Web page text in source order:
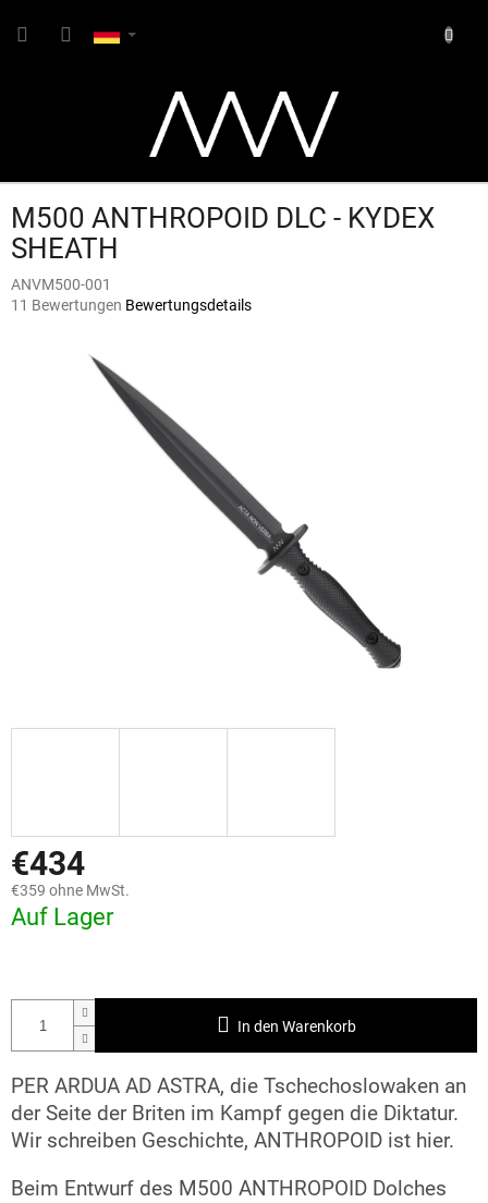
Inhalt
M500 ANTHROPOID DLC - KYDEX
SHEATH
ANVM500-001
Die
11 Bewertungen Bewertungsdetails
€434
€359 ohne MwSt.
Auf Lager
In den Warenkorb
PER ARDUA AD ASTRA, die Tschechoslowaken an
der Seite der Briten im Kampf gegen die Diktatur.
Wir schreiben Geschichte, ANTHROPOID ist hier.
Beim Entwurf des M500 ANTHROPOID Dolches